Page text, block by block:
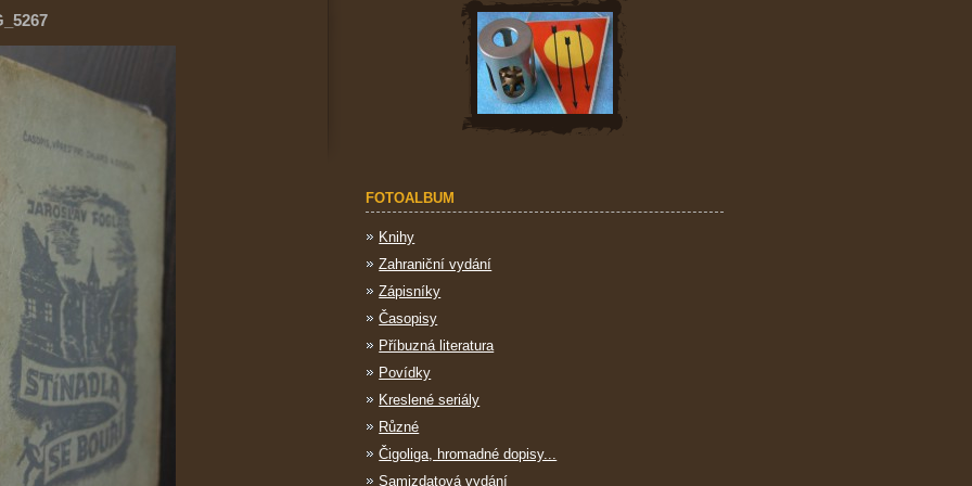
FOTOALBUM
Knihy
Zahraniční vydání
Zápisníky
Časopisy
Příbuzná literatura
Povídky
Kreslené seriály
Různé
Čigoliga, hromadné dopisy...
Samizdatová vydání